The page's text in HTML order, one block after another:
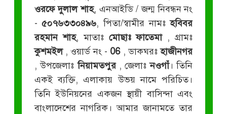
ওরফে দুলাল শাহ, এনআইডি / জন্ম নিবন্ধন নং
-৫০৭৬৩৩০৪৯৬, পিতা/স্বামীর নামঃহবিবর
রহমান শাহ, মাতাঃ মোছাঃ ফাতেমা , গ্রামঃ
কুশমইল , ওয়ার্ড নং - 06 , ডাকঘরঃহাজীনগর
, উপজেলাঃনিয়ামতপুর , জেলাঃনওগাঁ। তিনি
একই ব্যক্তি, এলাকায় উভয় নামে পরিচিত।
তিনি ইউনিয়নের একজন স্থায়ী বাসিন্দা এবং
বাংলাদেশের নাগরিক। আমার জানামতে তার